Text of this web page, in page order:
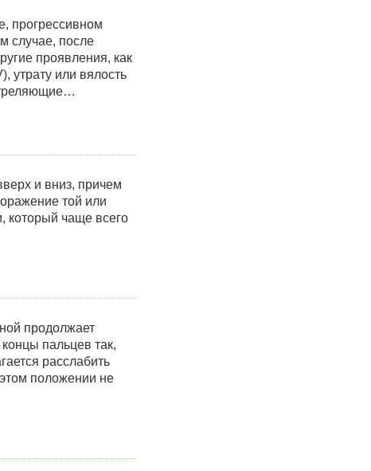
прогрессивном
случае, после
проявления, как
утрату или вялость
и вниз, причем
той или
который чаще всего
продолжает
пальцев так,
расслабить
положении не